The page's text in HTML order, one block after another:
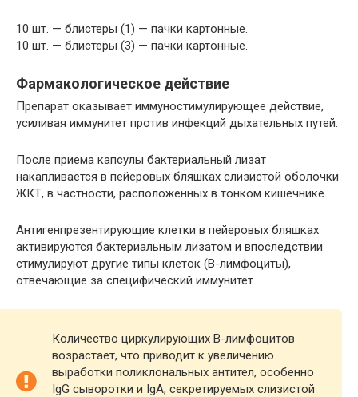
10 шт. — блистеры (1) — пачки картонные.
10 шт. — блистеры (3) — пачки картонные.
Фармакологическое действие
Препарат оказывает иммуностимулирующее действие,
усиливая иммунитет против инфекций дыхательных путей.
После приема капсулы бактериальный лизат
накапливается в пейеровых бляшках слизистой оболочки
ЖКТ, в частности, расположенных в тонком кишечнике.
Антигенпрезентирующие клетки в пейеровых бляшках
активируются бактериальным лизатом и впоследствии
стимулируют другие типы клеток (В-лимфоциты),
отвечающие за специфический иммунитет.
Количество циркулирующих В-лимфоцитов
возрастает, что приводит к увеличению
выработки поликлональных антител, особенно
IgG сыворотки и IgA, секретируемых слизистой